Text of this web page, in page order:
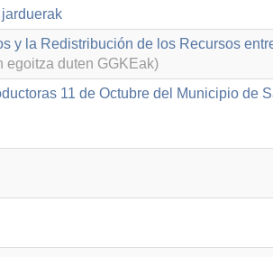
y la Redistribución de los Recursos
egoitza duten GGKEak)
11 de Octubre del Municipio de